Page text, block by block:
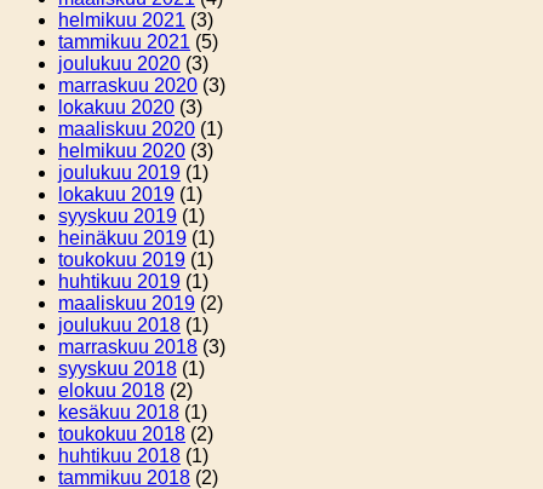
helmikuu 2021 (3)
tammikuu 2021 (5)
joulukuu 2020 (3)
marraskuu 2020 (3)
lokakuu 2020 (3)
maaliskuu 2020 (1)
helmikuu 2020 (3)
joulukuu 2019 (1)
lokakuu 2019 (1)
syyskuu 2019 (1)
heinäkuu 2019 (1)
toukokuu 2019 (1)
huhtikuu 2019 (1)
maaliskuu 2019 (2)
joulukuu 2018 (1)
marraskuu 2018 (3)
syyskuu 2018 (1)
elokuu 2018 (2)
kesäkuu 2018 (1)
toukokuu 2018 (2)
huhtikuu 2018 (1)
tammikuu 2018 (2)